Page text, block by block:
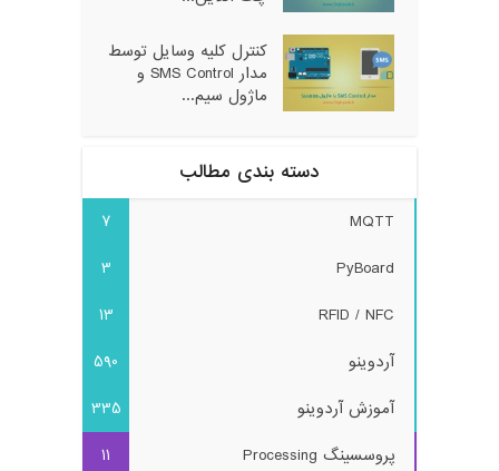
کنترل کلیه وسایل توسط
مدار SMS Control و
ماژول سیم...
دسته بندی مطالب
MQTT
7
PyBoard
3
RFID / NFC
13
آردوینو
590
آموزش آردوینو
335
پروسسینگ Processing
11